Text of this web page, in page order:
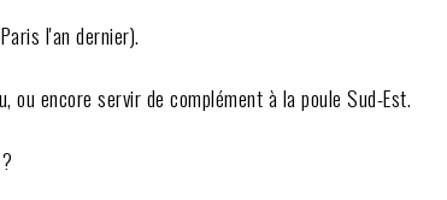
l'an dernier).
ou encore servir de complément à la poule Sud-Est.